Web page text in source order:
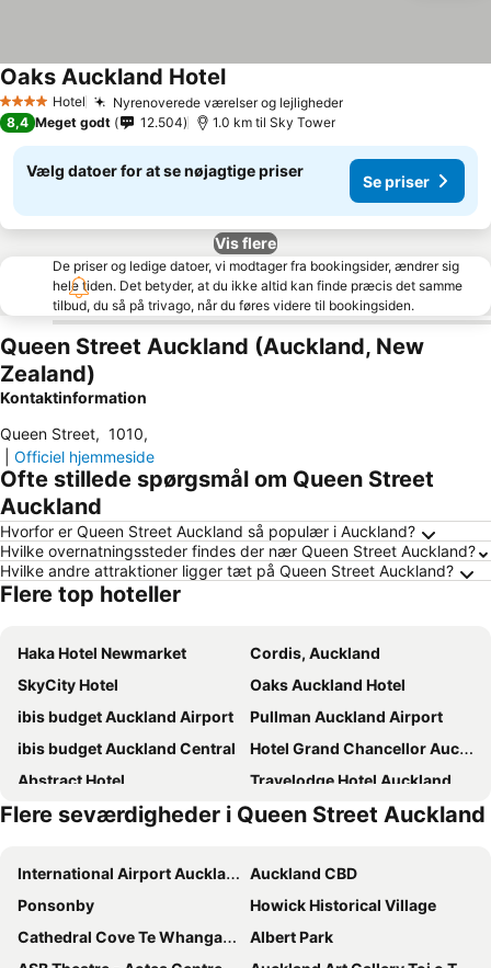
4 StjernerHotel Nyrenoverede værelser og lejligheder
Oaks Auckland Hotel
8,4 Meget godt 12.504 1.0 km til Sky Tower
Vælg datoer for at se nøjagtige priser
Se priser
Vis flere
De priser og ledige datoer, vi modtager fra bookingsider, ændrer sig
hele tiden. Det betyder, at du ikke altid kan finde præcis det samme
tilbud, du så på trivago, når du føres videre til bookingsiden.
Queen Street Auckland (Auckland, New
Zealand)
Kontaktinformation
Queen Street, 1010,
Officiel hjemmeside
Ofte stillede spørgsmål om Queen Street
Auckland
Hvorfor er Queen Street Auckland så populær i Auckland?
Hvilke overnatningssteder findes der nær Queen Street Auckland?
Hvilke andre attraktioner ligger tæt på Queen Street Auckland?
Flere top hoteller
Haka Hotel Newmarket
Cordis, Auckland
SkyCity Hotel
Oaks Auckland Hotel
ibis budget Auckland Airport
Pullman Auckland Airport
ibis budget Auckland Central
Hotel Grand Chancellor Auckland
Abstract Hotel
Travelodge Hotel Auckland Wynyard Quarter
Parkside Hotel & Apartments Auckland
Holiday Inn Express Auckland City Centre By Ihg
Edit Auckland Central
JetPark Auckland Airport Hotel
Grand Millennium Auckland
Rydges Auckland
Gamma Hotel
Ascotia Off Queen
Flere seværdigheder i Queen Street Auckland
International Airport Auckland
Auckland CBD
Ponsonby
Howick Historical Village
Cathedral Cove Te Whanganui A Hei
Albert Park